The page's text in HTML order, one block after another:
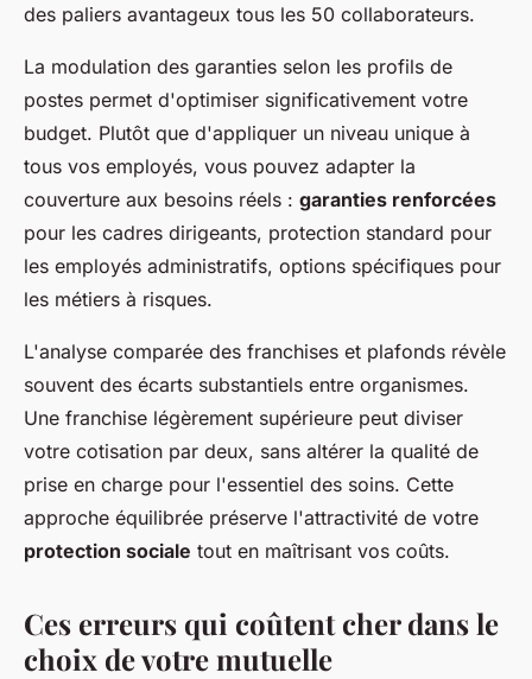
des paliers avantageux tous les 50 collaborateurs.
La modulation des garanties selon les profils de
postes permet d'optimiser significativement votre
budget. Plutôt que d'appliquer un niveau unique à
tous vos employés, vous pouvez adapter la
couverture aux besoins réels : garanties renforcées
pour les cadres dirigeants, protection standard pour
les employés administratifs, options spécifiques pour
les métiers à risques.
L'analyse comparée des franchises et plafonds révèle
souvent des écarts substantiels entre organismes.
Une franchise légèrement supérieure peut diviser
votre cotisation par deux, sans altérer la qualité de
prise en charge pour l'essentiel des soins. Cette
approche équilibrée préserve l'attractivité de votre
protection sociale tout en maîtrisant vos coûts.
Ces erreurs qui coûtent cher dans le
choix de votre mutuelle